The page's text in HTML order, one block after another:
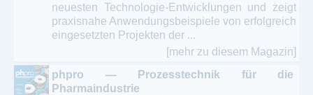
neuesten Technologie-Entwicklungen und zeigt
praxisnahe Anwendungsbeispiele von erfolgreich
eingesetzten Projekten der ...
[mehr zu diesem Magazin]
phpro — Prozesstechnik für die
Pharmaindustrie